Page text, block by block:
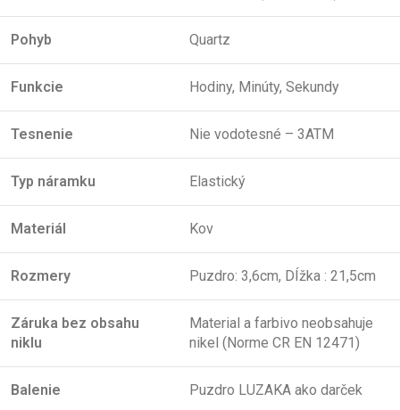
Pohyb Quartz
Funkcie Hodiny, Minúty, Sekundy
Tesnenie Nie vodotesné – 3ATM
Typ náramku Elastický
Materiál Kov
Rozmery Puzdro: 3,6cm, DÍžka : 21,5cm
Záruka bez obsahu
niklu
Material a farbivo neobsahuje
nikel (Norme CR EN 12471)
Balenie Puzdro LUZAKA ako darček